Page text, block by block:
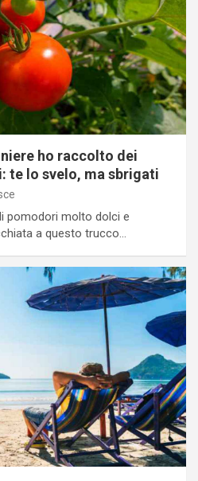
ho raccolto dei
te lo svelo, ma sbrigati
pomodori molto dolci e
a questo trucco…